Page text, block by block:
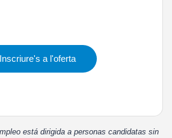
Inscriure's a l'oferta
está dirigida a personas candidatas sin